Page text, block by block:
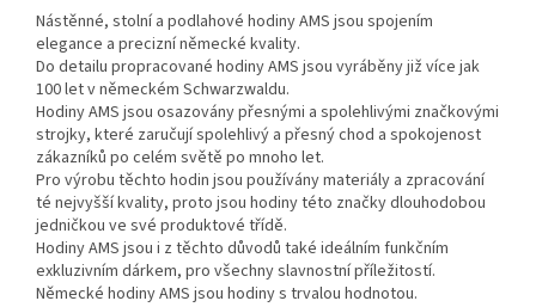
Nástěnné, stolní a podlahové hodiny AMS jsou spojením
elegance a precizní německé kvality.
Do detailu propracované hodiny AMS jsou vyráběny již více jak
100 let v německém Schwarzwaldu.
Hodiny AMS jsou osazovány přesnými a spolehlivými značkovými
strojky, které zaručují spolehlivý a přesný chod a spokojenost
zákazníků po celém světě po mnoho let.
Pro výrobu těchto hodin jsou používány materiály a zpracování
té nejvyšší kvality, proto jsou hodiny této značky dlouhodobou
jedničkou ve své produktové třídě.
Hodiny AMS jsou i z těchto důvodů také ideálním funkčním
exkluzivním dárkem, pro všechny slavnostní příležitostí.
Německé hodiny AMS jsou hodiny s trvalou hodnotou.